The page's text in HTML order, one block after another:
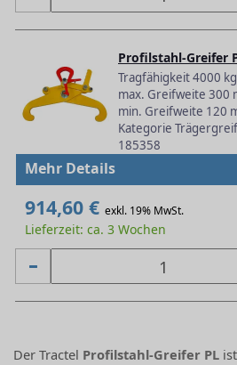
Profilstahl-Greifer
Tragfähigkeit 4000 kg
max. Greifweite 300
min. Greifweite 120
Kategorie
185358
Mehr Details
914,60 € exkl. 19% MwSt.
Lieferzeit: ca. 3 Wochen
Der Tractel Profilstahl-Greifer PL